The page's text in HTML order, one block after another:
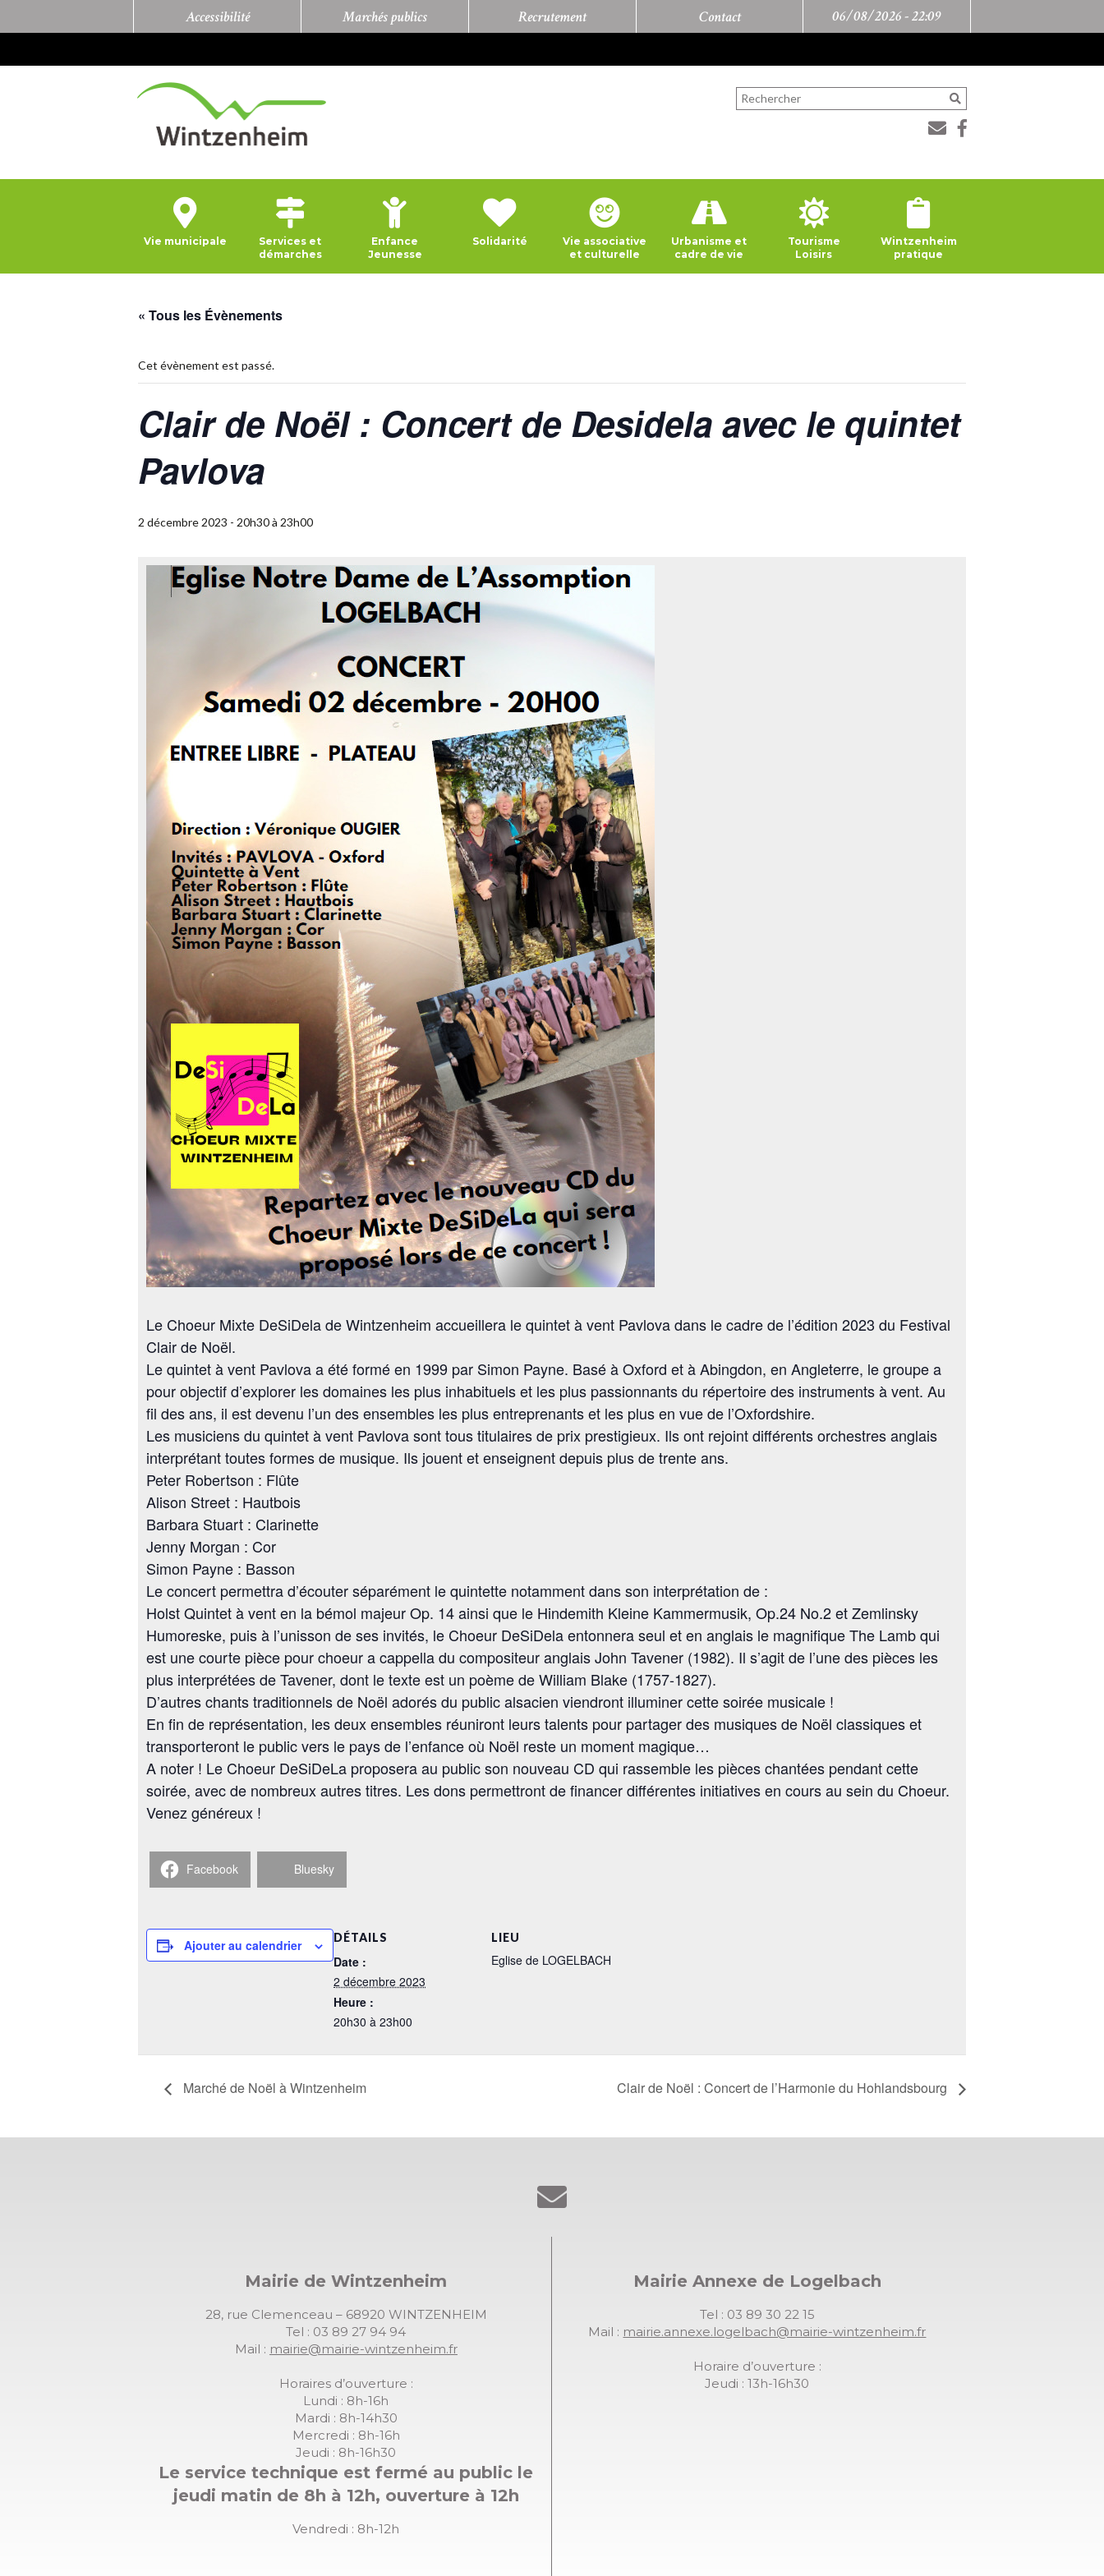
Accessibilité Marchés publics Recrutement Contact 06/08/2026 -22:09
Vie municipale
Services et
démarches
Enfance
Jeunesse
Solidarité
Vie associative
et culturelle
Urbanisme et
cadre de vie
Tourisme
Loisirs
Wintzenheim
pratique
« Tous les Évènements
Cet évènement est passé.
Clair de Noël : Concert de Desidela avec le quintet
Pavlova
2 décembre 2023 - 20h30à 23h00
Le Choeur Mixte DeSiDela de Wintzenheim accueillera le quintet à vent Pavlova dans le cadre de l’édition 2023 du Festival
Clair de Noël.
Le quintet à vent Pavlova a été formé en 1999 par Simon Payne. Basé à Oxford et à Abingdon, en Angleterre, le groupe a
pour objectif d’explorer les domaines les plus inhabituels et les plus passionnants du répertoire des instruments à vent. Au
fil des ans, il est devenu l’un des ensembles les plus entreprenants et les plus en vue de l’Oxfordshire.
Les musiciens du quintet à vent Pavlova sont tous titulaires de prix prestigieux. Ils ont rejoint différents orchestres anglais
interprétant toutes formes de musique. Ils jouent et enseignent depuis plus de trente ans.
Peter Robertson : Flûte
Alison Street : Hautbois
Barbara Stuart : Clarinette
Jenny Morgan : Cor
Simon Payne : Basson
Le concert permettra d’écouter séparément le quintette notamment dans son interprétation de :
Holst Quintet à vent en la bémol majeur Op. 14 ainsi que le Hindemith Kleine Kammermusik, Op.24 No.2 et Zemlinsky
Humoreske, puis à l’unisson de ses invités, le Choeur DeSiDela entonnera seul et en anglais le magnifique The Lamb qui
est une courte pièce pour choeur a cappella du compositeur anglais John Tavener (1982). Il s’agit de l’une des pièces les
plus interprétées de Tavener, dont le texte est un poème de William Blake (1757-1827).
D’autres chants traditionnels de Noël adorés du public alsacien viendront illuminer cette soirée musicale !
En fin de représentation, les deux ensembles réuniront leurs talents pour partager des musiques de Noël classiques et
transporteront le public vers le pays de l’enfance où Noël reste un moment magique…
A noter ! Le Choeur DeSiDeLa proposera au public son nouveau CD qui rassemble les pièces chantées pendant cette
soirée, avec de nombreux autres titres. Les dons permettront de financer différentes initiatives en cours au sein du Choeur.
Venez généreux !
Facebook Bluesky
Ajouter au calendrier DÉTAILS
Date :
2 décembre 2023
Heure :
20h30 à 23h00
LIEU
Eglise de LOGELBACH
Marché de Noël à Wintzenheim Clair de Noël : Concert de l’Harmonie du Hohlandsbourg
Mairie de Wintzenheim
28, rue Clemenceau – 68920 WINTZENHEIM
Tel : 03 89 27 94 94
Mail : mairie@mairie-wintzenheim.fr
Horaires d’ouverture :
Lundi : 8h-16h
Mardi : 8h-14h30
Mercredi : 8h-16h
Jeudi : 8h-16h30
Le service technique est fermé au public le
jeudi matin de 8h à 12h, ouverture à 12h
Vendredi : 8h-12h
Mairie Annexe de Logelbach
Tel : 03 89 30 22 15
Mail : mairie.annexe.logelbach@mairie-wintzenheim.fr
Horaire d’ouverture :
Jeudi : 13h-16h30